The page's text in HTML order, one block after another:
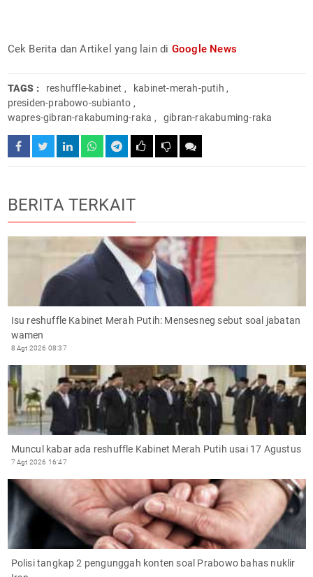
Cek Berita dan Artikel yang lain di Google News
TAGS : reshuffle-kabinet , kabinet-merah-putih ,
presiden-prabowo-subianto ,
wapres-gibran-rakabuming-raka , gibran-rakabuming-raka
BERITA TERKAIT
Isu reshuffle Kabinet Merah Putih: Mensesneg sebut soal jabatan
wamen
8 Agt 2026 08:37
Muncul kabar ada reshuffle Kabinet Merah Putih usai 17 Agustus
7 Agt 2026 16:47
Polisi tangkap 2 pengunggah konten soal Prabowo bahas nuklir